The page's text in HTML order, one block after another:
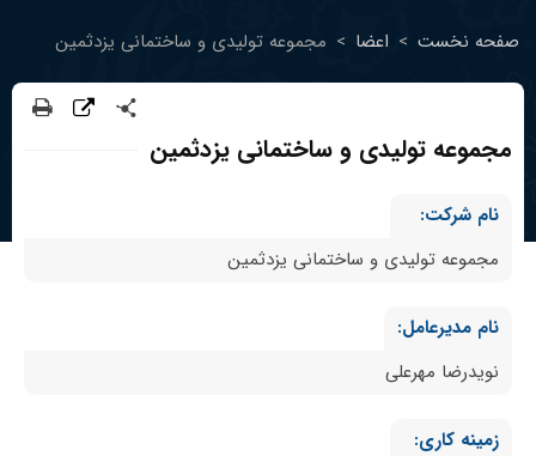
صفحه نخست > اعضا > مجموعه تولیدی و ساختمانی یزدثمین
مجموعه تولیدی و ساختمانی یزدثمین
نام شرکت:
مجموعه تولیدی و ساختمانی یزدثمین
نام مدیرعامل:
نویدرضا مهرعلی
زمینه کاری: